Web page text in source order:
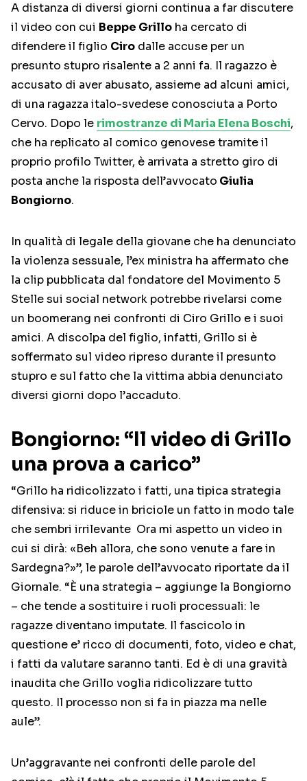
A distanza di diversi giorni continua a far discutere
il video con cui Beppe Grillo ha cercato di
difendere il figlio Ciro dalle accuse per un
presunto stupro risalente a 2 anni fa. Il ragazzo è
accusato di aver abusato, assieme ad alcuni amici,
di una ragazza italo-svedese conosciuta a Porto
Cervo. Dopo le rimostranze di Maria Elena Boschi,
che ha replicato al comico genovese tramite il
proprio profilo Twitter, è arrivata a stretto giro di
posta anche la risposta dell’avvocato Giulia
Bongiorno.
In qualità di legale della giovane che ha denunciato
la violenza sessuale, l’ex ministra ha affermato che
la clip pubblicata dal fondatore del Movimento 5
Stelle sui social network potrebbe rivelarsi come
un boomerang nei confronti di Ciro Grillo e i suoi
amici. A discolpa del figlio, infatti, Grillo si è
soffermato sul video ripreso durante il presunto
stupro e sul fatto che la vittima abbia denunciato
diversi giorni dopo l’accaduto.
Bongiorno: “Il video di Grillo
una prova a carico”
“Grillo ha ridicolizzato i fatti, una tipica strategia
difensiva: si riduce in briciole un fatto in modo tale
che sembri irrilevante Ora mi aspetto un video in
cui si dirà: «Beh allora, che sono venute a fare in
Sardegna?»”, le parole dell’avvocato riportate da il
Giornale. “È una strategia – aggiunge la Bongiorno
– che tende a sostituire i ruoli processuali: le
ragazze diventano imputate. Il fascicolo in
questione e’ ricco di documenti, foto, video e chat,
i fatti da valutare saranno tanti. Ed è di una gravità
inaudita che Grillo voglia ridicolizzare tutto
questo. Il processo non si fa in piazza ma nelle
aule”.
Un’aggravante nei confronti delle parole del